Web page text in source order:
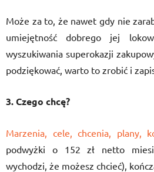
Może za to, że nawet gdy nie
umiejętność dobrego jej
wyszukiwania superokazji
podziękować, warto to zrobić i
3. Czego chcę?
Marzenia, cele, chcenia, plany,
podwyżki o 152 zł netto
wychodzi, że możesz chcieć),